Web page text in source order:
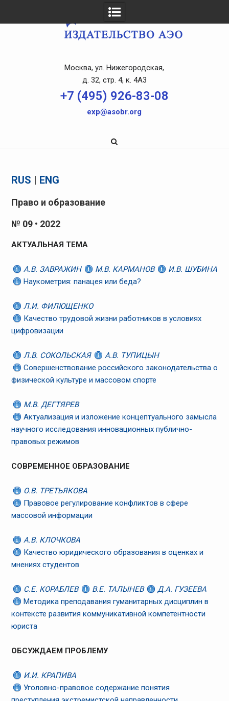
Москва, ул. Нижегородская,
д. 32, стр. 4, к. 4A3
+7 (495) 926-83-08
exp@asobr.org
RUS | ENG
Право и образование
№ 09 • 2022
АКТУАЛЬНАЯ ТЕМА
А.В. ЗАВРАЖИН М.В. КАРМАНОВ
И.В. ШУБИНА
Наукометрия: панацея или беда?
Л.И. ФИЛЮЩЕНКО
Качество трудовой жизни работников в условиях
цифровизации
Л.В. СОКОЛЬСКАЯ
А.В. ТУПИЦЫН
Совершенствование российского законодательства о
физической культуре и массовом спорте
М.В. ДЕГТЯРЕВ
Актуализация и изложение концептуального замысла
научного исследования инновационных публично-
правовых режимов
СОВРЕМЕННОЕ ОБРАЗОВАНИЕ
О.В. ТРЕТЬЯКОВА
Правовое регулирование конфликтов в сфере
массовой информации
А.В. КЛОЧКОВА
Качество юридического образования в оценках и
мнениях студентов
С.Е. КОРАБЛЕВ В.Е. ТАЛЫНЕВ
Д.А. ГУЗЕЕВА
Методика преподавания гуманитарных дисциплин в
контексте развития коммуникативной компетентности
юриста
ОБСУЖДАЕМ ПРОБЛЕМУ
И.И. КРАПИВА
Уголовно-правовое содержание понятия